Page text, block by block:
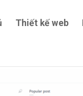
Thiết kế web